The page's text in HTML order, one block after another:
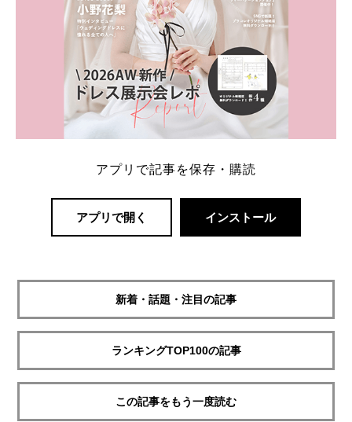
アプリで記事を保存・購読
アプリで開く インストール
新着・話題・注目の記事
ランキングTOP100の記事
この記事をもう一度読む